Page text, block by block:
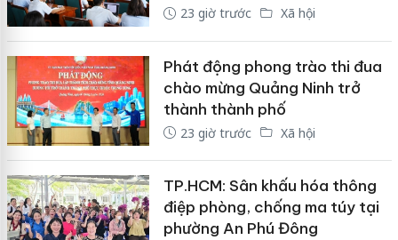
23 giờ trước Xã hội
Phát động phong trào thi đua
chào mừng Quảng Ninh trở
thành thành phố
23 giờ trước Xã hội
TP.HCM: Sân khấu hóa thông
điệp phòng, chống ma túy tại
phường An Phú Đông